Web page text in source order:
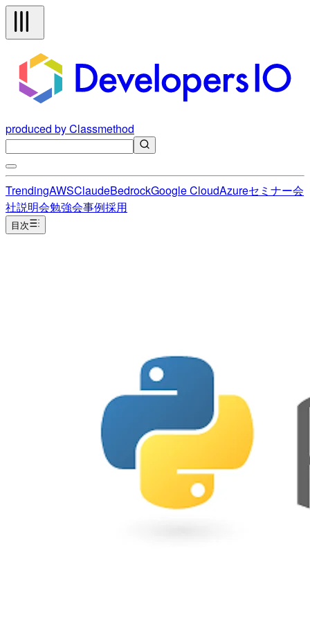
produced by Classmethod
TrendingAWSClaudeBedrockGoogle CloudAzureセミナー会
社説明会勉強会事例採用
目次